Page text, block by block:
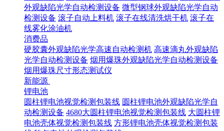
外观缺陷光学自动检测设备 微型钢球外观缺陷光学自动
检测设备 滚子自动上料机 滚子在线清洗烘干机 滚子在
线雾化涂油机
消费品
硬胶囊外观缺陷光学高速自动检测机 高速滴丸外观缺陷
光学自动检测设备 烟用爆珠外观缺陷光学自动检测设备
烟用爆珠尺寸形态测试仪
新能源
锂电池
圆柱锂电池视觉检测包装线 圆柱锂电池外观缺陷光学自
动检测设备 4680大圆柱锂电池视觉检测包装线 大圆柱锂
电池壳体视觉检测包装线 方形锂电池壳体视觉检测包装